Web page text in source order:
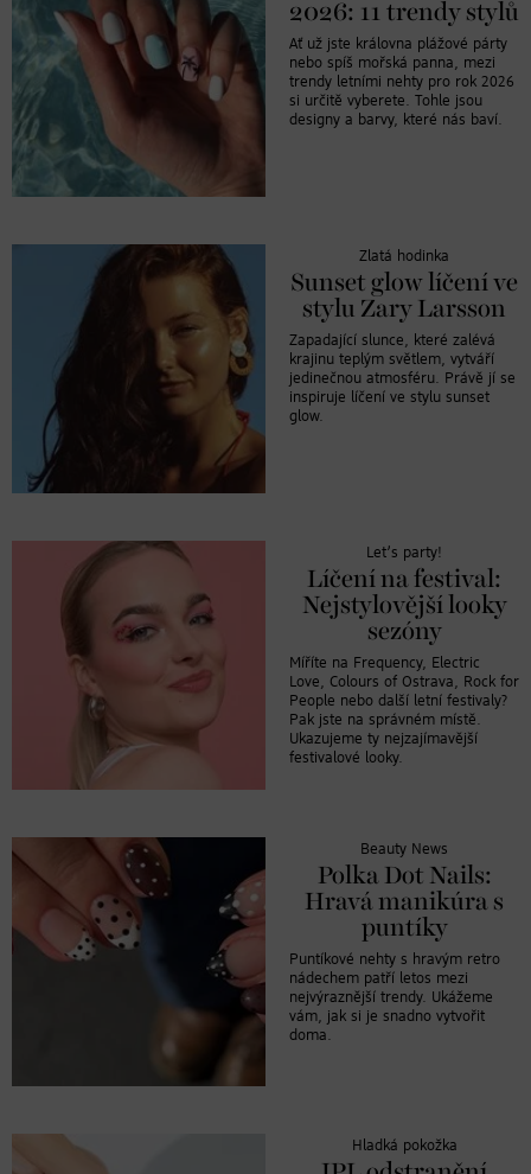
2026: 11 trendy stylů
Ať už jste královna plážové párty
nebo spíš mořská panna, mezi
trendy letními nehty pro rok 2026
si určitě vyberete. Tohle jsou
designy a barvy, které nás baví.
Zlatá hodinka
Sunset glow líčení ve
stylu Zary Larsson
Zapadající slunce, které zalévá
krajinu teplým světlem, vytváří
jedinečnou atmosféru. Právě jí se
inspiruje líčení ve stylu sunset
glow.
Let’s party!
Líčení na festival:
Nejstylovější looky
sezóny
Míříte na Frequency, Electric
Love, Colours of Ostrava, Rock for
People nebo další letní festivaly?
Pak jste na správném místě.
Ukazujeme ty nejzajímavější
festivalové looky.
Beauty News
Polka Dot Nails:
Hravá manikúra s
puntíky
Puntíkové nehty s hravým retro
nádechem patří letos mezi
nejvýraznější trendy. Ukážeme
vám, jak si je snadno vytvořit
doma.
Hladká pokožka